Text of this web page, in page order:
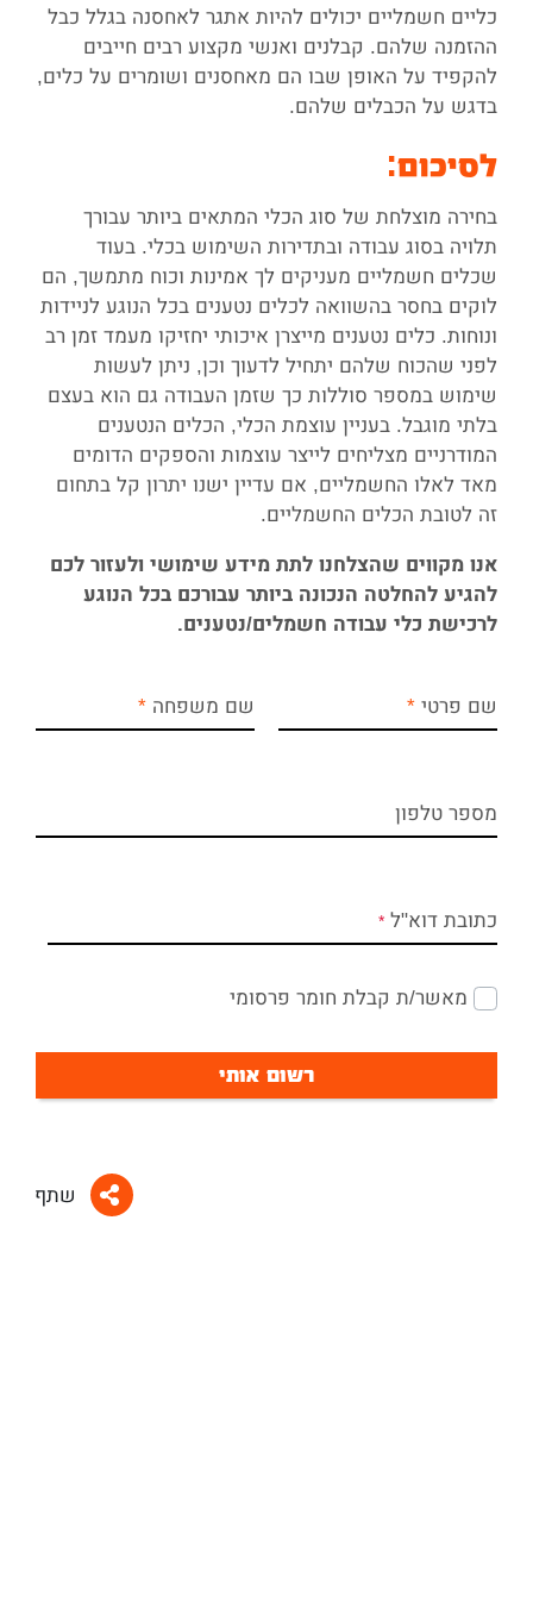
כליים חשמליים יכולים להיות אתגר לאחסנה בגלל כבל
ההזמנה שלהם. קבלנים ואנשי מקצוע רבים חייבים
להקפיד על האופן שבו הם מאחסנים ושומרים על כלים,
בדגש על הכבלים שלהם.
לסיכום:
בחירה מוצלחת של סוג הכלי המתאים ביותר עבורך
תלויה בסוג עבודה ובתדירות השימוש בכלי. בעוד
שכלים חשמליים מעניקים לך אמינות וכוח מתמשך, הם
לוקים בחסר בהשוואה לכלים נטענים בכל הנוגע לניידות
ונוחות. כלים נטענים מייצרן איכותי יחזיקו מעמד זמן רב
לפני שהכוח שלהם יתחיל לדעוך וכן, ניתן לעשות
שימוש במספר סוללות כך שזמן העבודה גם הוא בעצם
בלתי מוגבל. בעניין עוצמת הכלי, הכלים הנטענים
המודרניים מצליחים לייצר עוצמות והספקים הדומים
מאד לאלו החשמליים, אם עדיין ישנו יתרון קל בתחום
זה לטובת הכלים החשמליים.
אנו מקווים שהצלחנו לתת מידע שימושי ולעזור לכם
להגיע להחלטה הנכונה ביותר עבורכם בכל הנוגע
לרכישת כלי עבודה חשמלים/נטענים.
שם פרטי שם משפחה
מספר טלפון
כתובת דוא"ל
מאשר/ת קבלת חומר פרסומי
רשום אותי
שתף